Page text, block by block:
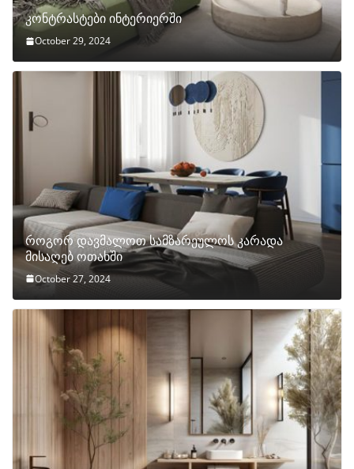
კონტრასტები ინტერიერში
October 29, 2024
როგორ დავმალოთ სამზარეულოს კარადა
მისაღებ ოთახში
October 27, 2024